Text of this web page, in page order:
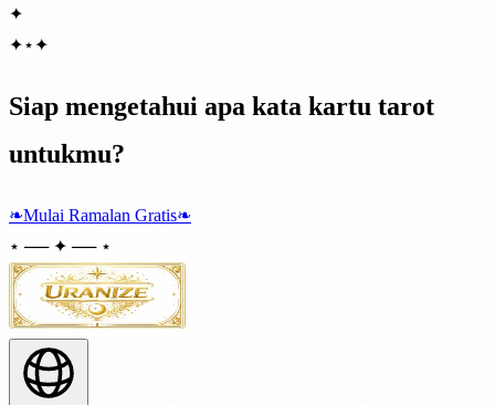
✦
✦⋆✦
Siap mengetahui apa kata kartu tarot
untukmu?
❧Mulai Ramalan Gratis❧
⋆ ── ✦ ── ⋆